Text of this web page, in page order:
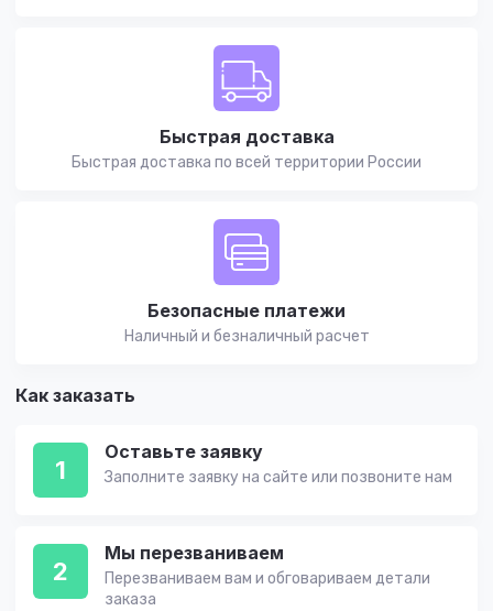
Быстрая доставка
Быстрая доставка по всей территории России
Безопасные платежи
Наличный и безналичный расчет
Как заказать
1
Оставьте заявку
Заполните заявку на сайте или позвоните нам
2
Мы перезваниваем
Перезваниваем вам и обговариваем детали
заказа